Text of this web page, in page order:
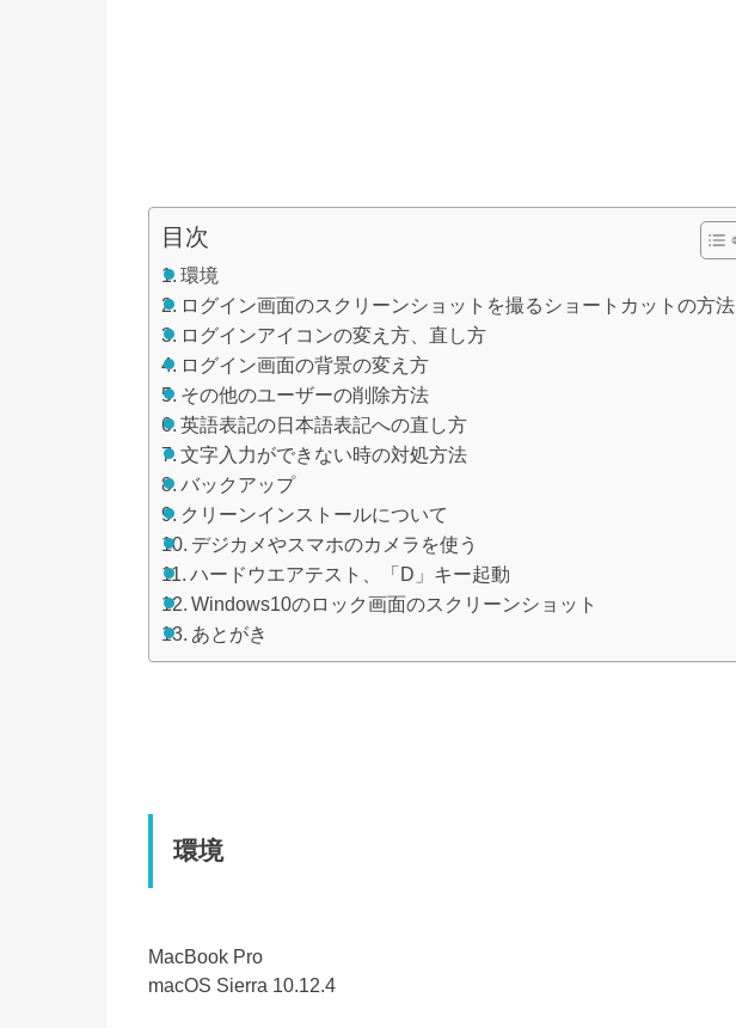
目次
環境
ログイン画面のスクリーンショットを撮るショートカットの方法
ログインアイコンの変え方、直し方
ログイン画面の背景の変え方
その他のユーザーの削除方法
英語表記の日本語表記への直し方
文字入力ができない時の対処方法
バックアップ
クリーンインストールについて
デジカメやスマホのカメラを使う
ハードウエアテスト、「D」キー起動
Windows10のロック画面のスクリーンショット
あとがき
環境
MacBook Pro
macOS Sierra 10.12.4